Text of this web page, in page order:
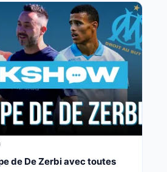
de De Zerbi avec toutes